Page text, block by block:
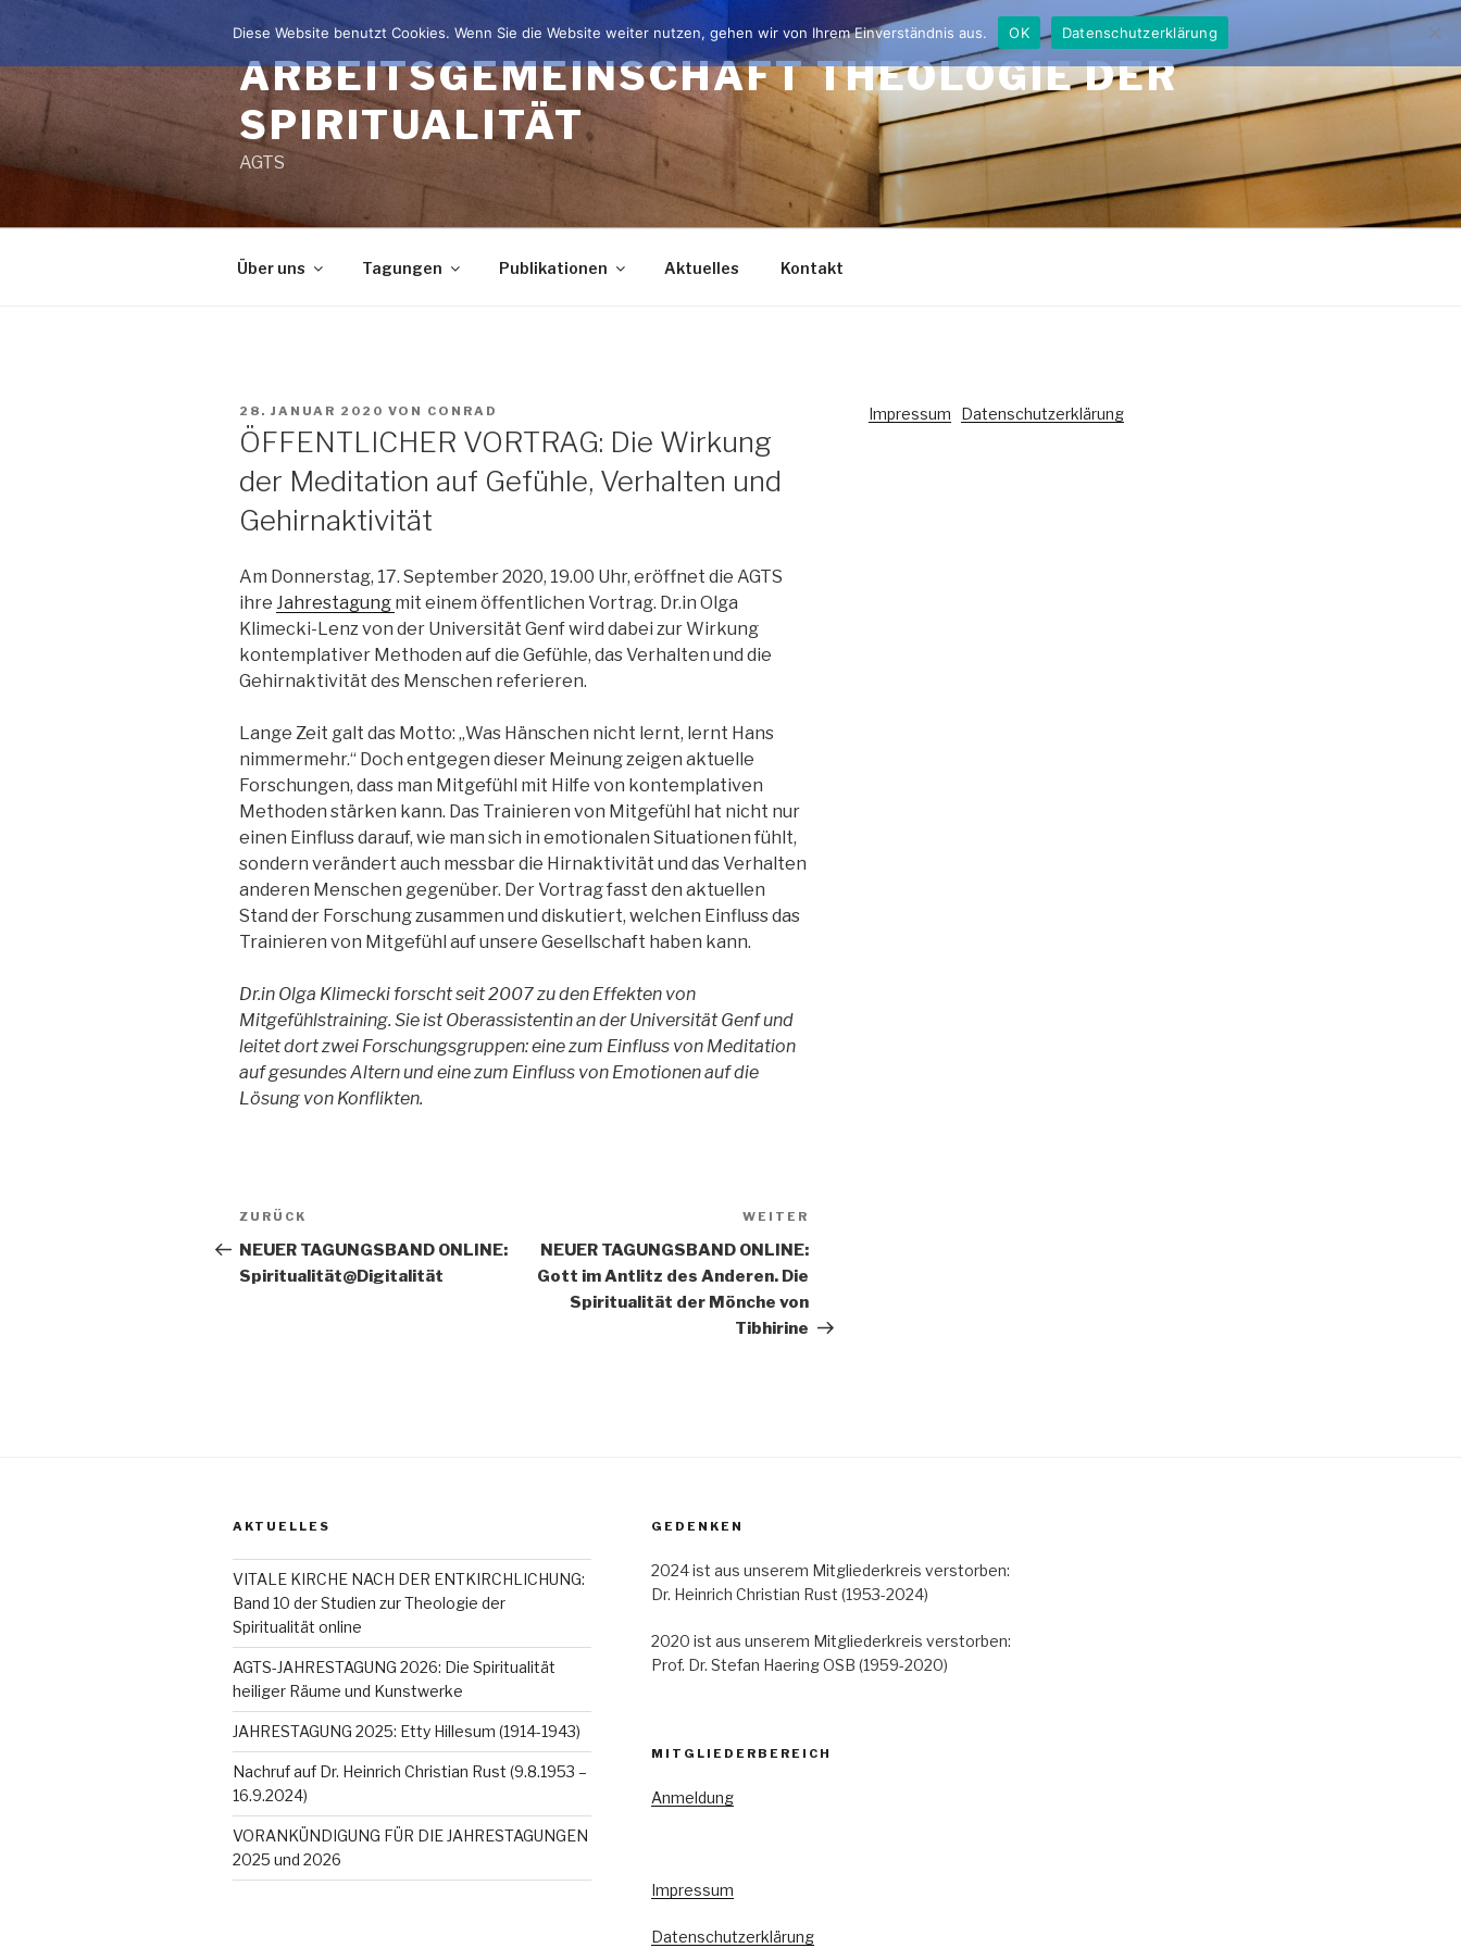
springen
ARBEITSGEMEINSCHAFT THEOLOGIE DER
SPIRITUALITÄT
AGTS
Über uns Tagungen Publikationen Aktuelles Kontakt
VERÖFFENTLICHT
AM
28. JANUAR 2020 VON CONRAD
ÖFFENTLICHER VORTRAG: Die Wirkung
der Meditation auf Gefühle, Verhalten und
Gehirnaktivität
Am Donnerstag, 17. September 2020, 19.00 Uhr, eröffnet die AGTS
ihre Jahrestagung mit einem öffentlichen Vortrag. Dr.in Olga
Klimecki-Lenz von der Universität Genf wird dabei zur Wirkung
kontemplativer Methoden auf die Gefühle, das Verhalten und die
Gehirnaktivität des Menschen referieren.
Lange Zeit galt das Motto: „Was Hänschen nicht lernt, lernt Hans
nimmermehr.“ Doch entgegen dieser Meinung zeigen aktuelle
Forschungen, dass man Mitgefühl mit Hilfe von kontemplativen
Methoden stärken kann. Das Trainieren von Mitgefühl hat nicht nur
einen Einfluss darauf, wie man sich in emotionalen Situationen fühlt,
sondern verändert auch messbar die Hirnaktivität und das Verhalten
anderen Menschen gegenüber. Der Vortrag fasst den aktuellen
Stand der Forschung zusammen und diskutiert, welchen Einfluss das
Trainieren von Mitgefühl auf unsere Gesellschaft haben kann.
Dr.in Olga Klimecki forscht seit 2007 zu den Effekten von
Mitgefühlstraining. Sie ist Oberassistentin an der Universität Genf und
leitet dort zwei Forschungsgruppen: eine zum Einfluss von Meditation
auf gesundes Altern und eine zum Einfluss von Emotionen auf die
Lösung von Konflikten.
Beitragsnavigation
Vorheriger
Beitrag
ZURÜCK
NEUER TAGUNGSBAND ONLINE:
Spiritualität@Digitalität
Beitrag
WEITER
NEUER TAGUNGSBAND ONLINE:
Gott im Antlitz des Anderen. Die
Spiritualität der Mönche von
Tibhirine
Impressum Datenschutzerklärung
AKTUELLES
VITALE KIRCHE NACH DER ENTKIRCHLICHUNG:
Band 10 der Studien zur Theologie der
Spiritualität online
AGTS-JAHRESTAGUNG 2026: Die Spiritualität
heiliger Räume und Kunstwerke
JAHRESTAGUNG 2025: Etty Hillesum (1914-1943)
Nachruf auf Dr. Heinrich Christian Rust (9.8.1953 –
16.9.2024)
VORANKÜNDIGUNG FÜR DIE JAHRESTAGUNGEN
2025 und 2026
GEDENKEN
2024 ist aus unserem Mitgliederkreis verstorben:
Dr. Heinrich Christian Rust (1953-2024)
2020 ist aus unserem Mitgliederkreis verstorben:
Prof. Dr. Stefan Haering OSB (1959-2020)
MITGLIEDERBEREICH
Anmeldung
Impressum
Datenschutzerklärung
Diese Website benutzt Cookies. Wenn Sie die Website weiter nutzen, gehen wir von Ihrem Einverständnis aus. OK Datenschutzerklärung